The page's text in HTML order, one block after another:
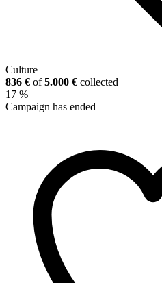
Culture
836 € of5.000 € collected
17 %
Campaign has ended